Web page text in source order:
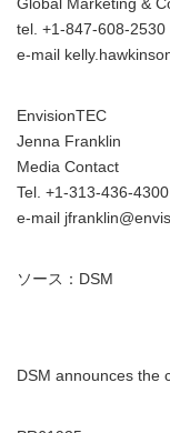
Global Marketing &
tel. +1-847-608-2530
e-mail
EnvisionTEC
Jenna Franklin
Media Contact
Tel. +1-313-436-4300
e-mail
ソース：DSM
DSM announces the